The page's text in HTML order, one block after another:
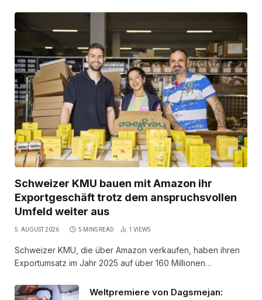
Schweizer KMU bauen mit Amazon ihr
Exportgeschäft trotz dem anspruchsvollen
Umfeld weiter aus
5. AUGUST 2026 5 MINS READ 1 VIEWS
Schweizer KMU, die über Amazon verkaufen, haben ihren
Exportumsatz im Jahr 2025 auf über 160 Millionen…
Weltpremiere von Dagsmejan: